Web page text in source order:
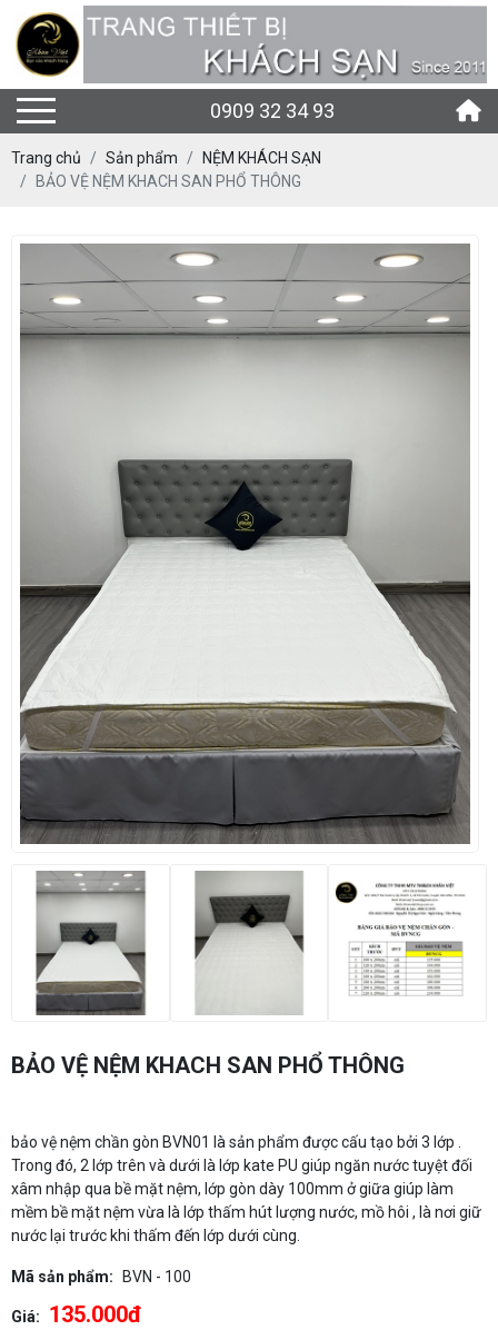
0909 32 34 93
Trang chủ Sản phẩm
NỆM KHÁCH SẠN
BẢO VỆ NỆM KHACH SAN PHỔ THÔNG
BẢO VỆ NỆM KHACH SAN PHỔ THÔNG
bảo vệ nệm chần gòn BVN01 là sản phẩm được cấu tạo bởi 3 lớp .
Trong đó, 2 lớp trên và dưới là lớp kate PU giúp ngăn nước tuyệt đối
xâm nhập qua bề mặt nệm, lớp gòn dày 100mm ở giữa giúp làm
mềm bề mặt nệm vừa là lớp thấm hút lượng nước, mồ hôi , là nơi giữ
nước lại trước khi thấm đến lớp dưới cùng.
Mã sản phẩm: BVN - 100
Giá: 135.000đ